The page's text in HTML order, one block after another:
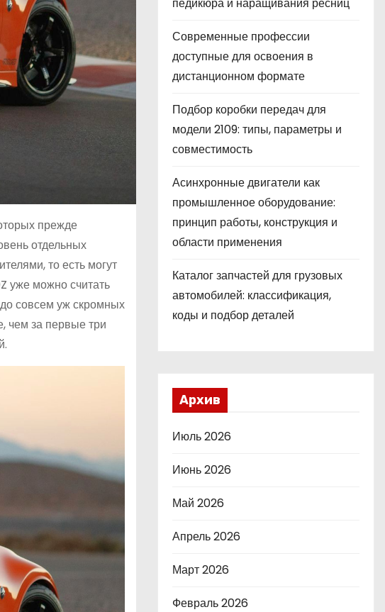
прежде
отдельных
то есть могут
уже можно считать
совсем уж скромных
чем за первые три
Современные профессии
доступные для освоения в
дистанционном формате
Подбор коробки передач для
модели 2109: типы, параметры и
совместимость
Асинхронные двигатели как
промышленное оборудование:
принцип работы, конструкция и
области применения
Каталог запчастей для грузовых
автомобилей: классификация,
коды и подбор деталей
Архив
Июль 2026
Июнь 2026
Май 2026
Апрель 2026
Март 2026
Февраль 2026